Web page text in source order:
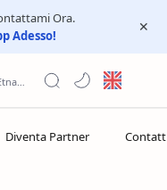
Ora.
Adesso!